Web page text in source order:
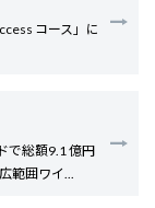
コース」に
で総額9.1 億円
範囲ワイ...